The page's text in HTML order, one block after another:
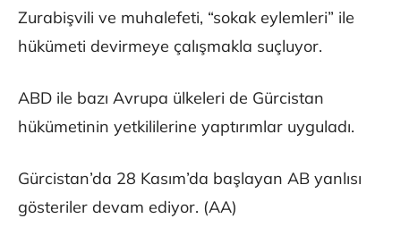
Zurabişvili ve muhalefeti, “sokak eylemleri” ile
hükümeti devirmeye çalışmakla suçluyor.
ABD ile bazı Avrupa ülkeleri de Gürcistan
hükümetinin yetkililerine yaptırımlar uyguladı.
Gürcistan’da 28 Kasım’da başlayan AB yanlısı
gösteriler devam ediyor. (AA)